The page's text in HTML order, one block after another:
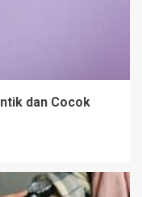
dan Cocok